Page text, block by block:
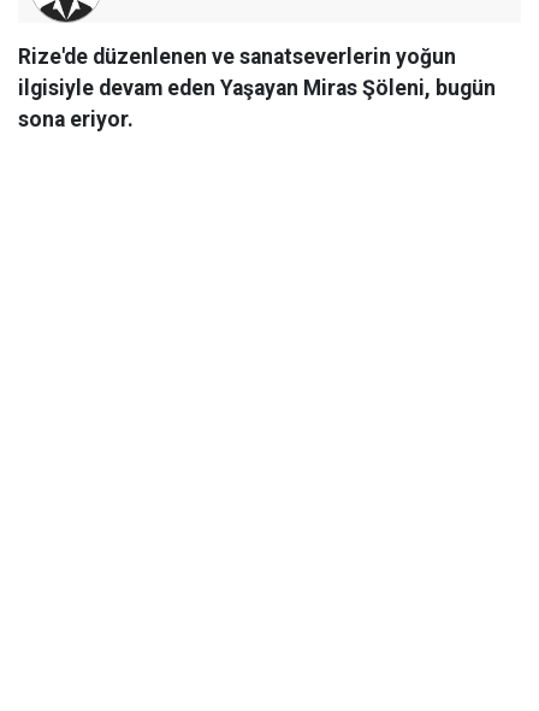
Rize'de düzenlenen ve sanatseverlerin yoğun
ilgisiyle devam eden Yaşayan Miras Şöleni, bugün
sona eriyor.